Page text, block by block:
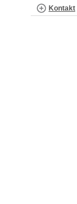
Kontakt